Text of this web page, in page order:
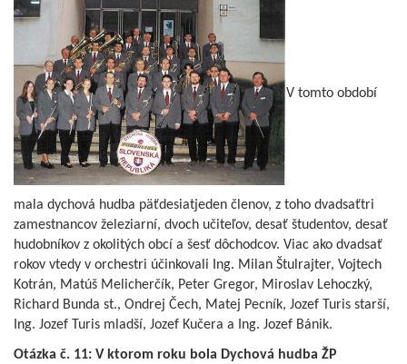
V tomto období
mala dychová hudba päťdesiatjeden členov, z toho dvadsaťtri
zamestnancov železiarní, dvoch učiteľov, desať študentov, desať
hudobníkov z okolitých obcí a šesť dôchodcov. Viac ako dvadsať
rokov vtedy v orchestri účinkovali Ing. Milan Štulrajter, Vojtech
Kotrán, Matúš Melicherčík, Peter Gregor, Miroslav Lehoczký,
Richard Bunda st., Ondrej Čech, Matej Pecník, Jozef Turis starší,
Ing. Jozef Turis mladší, Jozef Kučera a Ing. Jozef Bánik.
Otázka č. 11: V ktorom roku bola Dychová hudba ŽP